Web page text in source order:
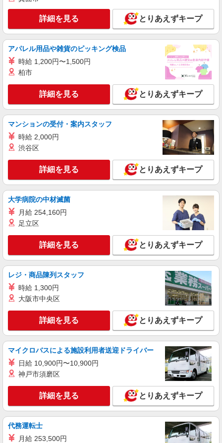
詳細を見る とりあえずキープ
アパレル用品や雑貨のピッキング検品
時給 1,200円〜1,500円
柏市
詳細を見る とりあえずキープ
マンションの受付・案内スタッフ
時給 2,000円
渋谷区
詳細を見る とりあえずキープ
大学病院の中材滅菌
月給 254,160円
足立区
詳細を見る とりあえずキープ
レジ・商品陳列スタッフ
時給 1,300円
大阪市中央区
詳細を見る とりあえずキープ
マイクロバスによる施設利用者送迎ドライバー
日給 10,900円〜10,900円
神戸市須磨区
詳細を見る とりあえずキープ
代務運転士
月給 253,500円